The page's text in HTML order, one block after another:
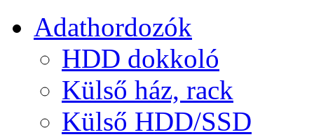
Adathordozók
HDD dokkoló
Külső ház, rack
Külső HDD/SSD